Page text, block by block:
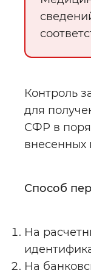
Контроль
для
СФР в
внесенных
Способ
На
На